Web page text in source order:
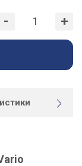
- +